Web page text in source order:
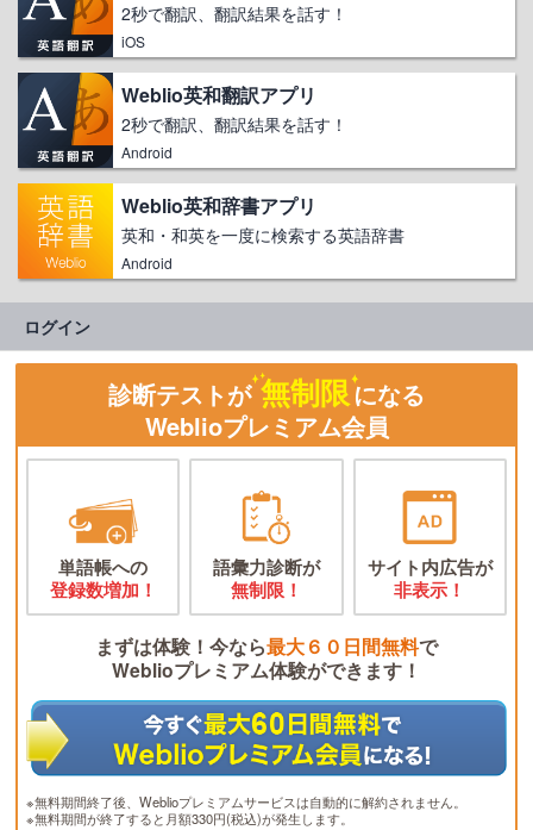
2秒で翻訳、翻訳結果を話す！
iOS
Weblio英和翻訳アプリ
2秒で翻訳、翻訳結果を話す！
Android
Weblio英和辞書アプリ
英和・和英を一度に検索する英語辞書
Android
ログイン
診断テストが 無制限になる
Weblioプレミアム会員
単語帳への
登録数増加！
語彙力診断が
無制限！
サイト内広告が
非表示！
まずは体験！今なら最大６０日間無料で
Weblioプレミアム体験ができます！
※無料期間終了後、Weblioプレミアムサービスは自動的に解約されません。
※無料期間が終了すると月額330円(税込)が発生します。